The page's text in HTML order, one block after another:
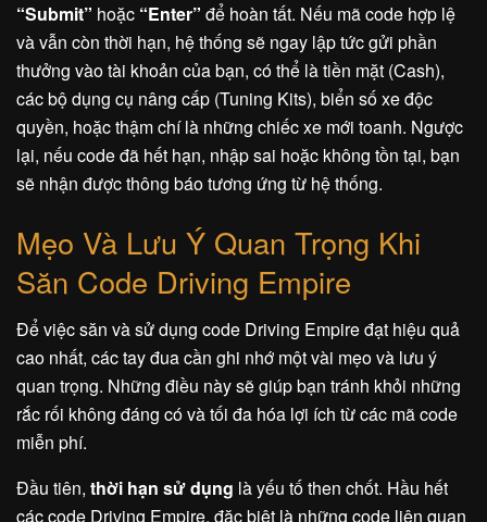
“Submit” hoặc “Enter” để hoàn tất. Nếu mã code hợp lệ
và vẫn còn thời hạn, hệ thống sẽ ngay lập tức gửi phần
thưởng vào tài khoản của bạn, có thể là tiền mặt (Cash),
các bộ dụng cụ nâng cấp (Tuning Kits), biển số xe độc
quyền, hoặc thậm chí là những chiếc xe mới toanh. Ngược
lại, nếu code đã hết hạn, nhập sai hoặc không tồn tại, bạn
sẽ nhận được thông báo tương ứng từ hệ thống.
Mẹo Và Lưu Ý Quan Trọng Khi
Săn Code Driving Empire
Để việc săn và sử dụng code Driving Empire đạt hiệu quả
cao nhất, các tay đua cần ghi nhớ một vài mẹo và lưu ý
quan trọng. Những điều này sẽ giúp bạn tránh khỏi những
rắc rối không đáng có và tối đa hóa lợi ích từ các mã code
miễn phí.
Đầu tiên, thời hạn sử dụng là yếu tố then chốt. Hầu hết
các code Driving Empire, đặc biệt là những code liên quan